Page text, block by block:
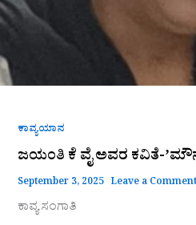
ಕಾವ್ಯಯಾನ
ಜಯಂತಿ ಕೆ ವೈ ಅವರ ಕವಿತೆ-
September 3, 2025 Leave a Comment
ಕಾವ್ಯ ಸಂಗಾತಿ